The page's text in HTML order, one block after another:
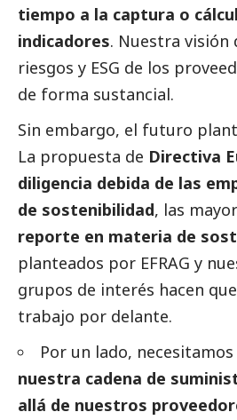
tiempo a la captura o
indicadores. Nuestra
riesgos y ESG de los
de forma sustancial.
Sin embargo, el futuro
La propuesta de Directiva
diligencia debida de las
de sostenibilidad, las
reporte en materia de
planteados por EFRAG y
grupos de interés hacen
trabajo por delante.
Por un lado, necesitamos
nuestra cadena de
allá de nuestros